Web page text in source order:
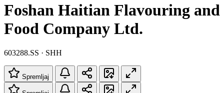
Foshan Haitian Flavouring and
Food Company Ltd.
603288.SS · SHH
Spremljaj